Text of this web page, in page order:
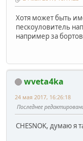
Хотя может быть
пескоуловитель
например за
wveta4ka
24 мая 2017, 16:26:18
Последнее
CHESNOK, думаю я